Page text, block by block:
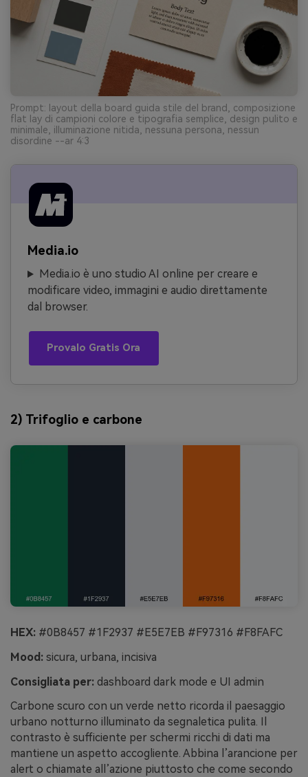
Prompt: layout della board guida stile del brand, composizione
flat lay di campioni colore e tipografia semplice, design pulito e
minimale, illuminazione nitida, nessuna persona, nessun
disordine --ar 4:3
Media.io
Media.io è uno studio AI online per creare e
modificare video, immagini e audio direttamente
dal browser.
Provalo Gratis Ora
2) Trifoglio e carbone
HEX: #0B8457 #1F2937 #E5E7EB #F97316 #F8FAFC
Mood: sicura, urbana, incisiva
Consigliata per: dashboard dark mode e UI admin
Carbone scuro con un verde netto ricorda il paesaggio
urbano notturno illuminato da segnaletica pulita. Il
contrasto è sufficiente per schermi ricchi di dati ma
mantiene un aspetto accogliente. Abbina l’arancione per
alert o chiamate all’azione piuttosto che come secondo